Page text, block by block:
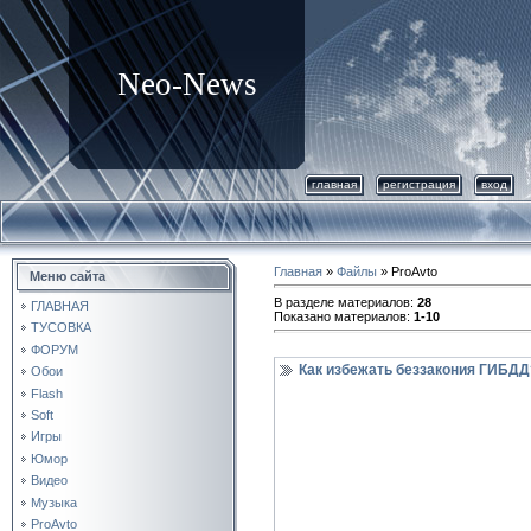
Neo-News
главная регистрация вход
Меню сайта
ГЛАВНАЯ
ТУСОВКА
ФОРУМ
Обои
Flash
Soft
Игры
Юмор
Видео
Музыка
ProAvto
Главная » Файлы » ProAvto
В разделе материалов: 28
Показано материалов: 1-10
Как избежать беззакония